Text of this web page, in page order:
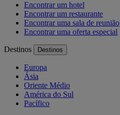
Encontrar um hotel
Encontrar um restaurante
Encontrar uma sala de reunião
Encontrar uma oferta especial
Destinos Destinos
Europa
Ásia
Oriente Médio
América do Sul
Pacífico